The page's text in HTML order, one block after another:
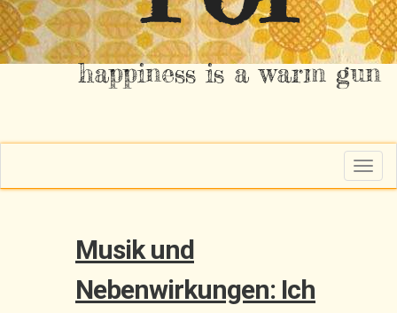
happiness is a warm gun
T
o
g
Musik und
Nebenwirkungen: Ich